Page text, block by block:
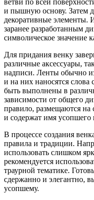
и пышную основу. Затем
декоративные элементы.
заранее разработанным
символическое значение
Для придания венку
различные аксессуары,
надписи. Ленты обычно
и на них наносятся
быть выполнены в
зависимости от общего
правило, размещаются на
и содержат имя усопшего
В процессе создания
правила и традиции.
использовать слишком
рекомендуется
траурной тематике.
сдержанно и элегантно,
усопшему.